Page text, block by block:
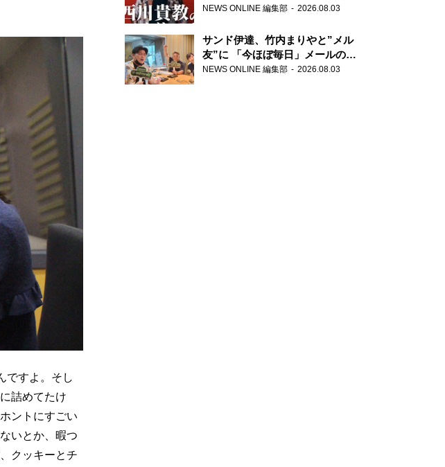
ですよ。そし
詰めてたけ
ントにすごい
いとか、暇つ
クッキーとチ
『オールナイトニッポン』に登
NEWS ONLINE 編集部 2026.08.03
サンド伊達、竹内まりやと”メル
友”に 「今ほぼ毎日」メールのや
り取り明かす
NEWS ONLINE 編集部 2026.08.03